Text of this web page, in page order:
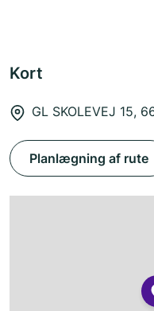
Kort
GL SKOLEVEJ 15,
Planlægning af rute